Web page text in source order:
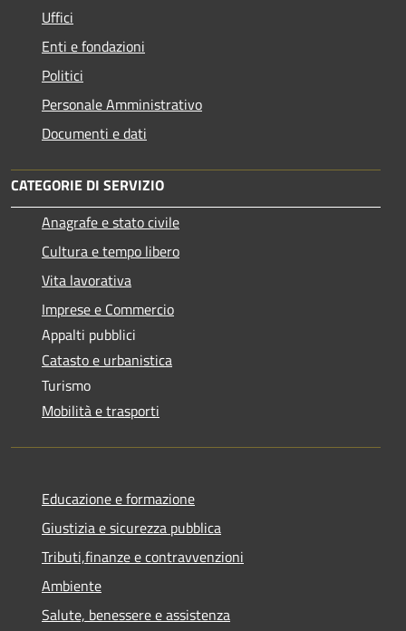
Uffici
Enti e fondazioni
Politici
Personale Amministrativo
Documenti e dati
CATEGORIE DI SERVIZIO
Anagrafe e stato civile
Cultura e tempo libero
Vita lavorativa
Imprese e Commercio
Appalti pubblici
Catasto e urbanistica
Turismo
Mobilità e trasporti
Educazione e formazione
Giustizia e sicurezza pubblica
Tributi,finanze e contravvenzioni
Ambiente
Salute, benessere e assistenza